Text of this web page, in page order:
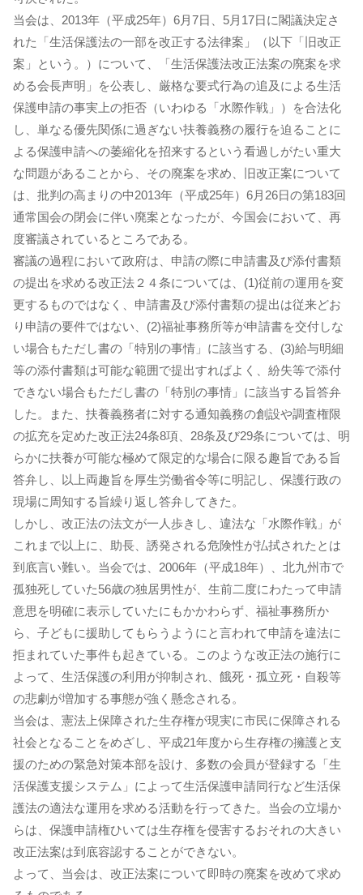
当会は、2013年（平成25年）6月7日、5月17日に閣議決定さ
れた「生活保護法の一部を改正する法律案」（以下「旧改正
案」という。）について、「生活保護法改正法案の廃案を求
める会長声明」を公表し、厳格な要式行為の追及による生活
保護申請の事実上の拒否（いわゆる「水際作戦」）を合法化
し、単なる優先関係に過ぎない扶養義務の履行を迫ることに
よる保護申請への萎縮化を招来するという看過しがたい重大
な問題があることから、その廃案を求め、旧改正案について
は、批判の高まりの中2013年（平成25年）6月26日の第183回
通常国会の閉会に伴い廃案となったが、今国会において、再
度審議されているところである。
審議の過程において政府は、申請の際に申請書及び添付書類
の提出を求める改正法２４条については、(1)従前の運用を変
更するものではなく、申請書及び添付書類の提出は従来どお
り申請の要件ではない、(2)福祉事務所等が申請書を交付しな
い場合もただし書の「特別の事情」に該当する、(3)給与明細
等の添付書類は可能な範囲で提出すればよく、紛失等で添付
できない場合もただし書の「特別の事情」に該当する旨答弁
した。また、扶養義務者に対する通知義務の創設や調査権限
の拡充を定めた改正法24条8項、28条及び29条については、明
らかに扶養が可能な極めて限定的な場合に限る趣旨である旨
答弁し、以上両趣旨を厚生労働省令等に明記し、保護行政の
現場に周知する旨繰り返し答弁してきた。
しかし、改正法の法文が一人歩きし、違法な「水際作戦」が
これまで以上に、助長、誘発される危険性が払拭されたとは
到底言い難い。当会では、2006年（平成18年）、北九州市で
孤独死していた56歳の独居男性が、生前二度にわたって申請
意思を明確に表示していたにもかかわらず、福祉事務所か
ら、子どもに援助してもらうようにと言われて申請を違法に
拒まれていた事件も起きている。このような改正法の施行に
よって、生活保護の利用が抑制され、餓死・孤立死・自殺等
の悲劇が増加する事態が強く懸念される。
当会は、憲法上保障された生存権が現実に市民に保障される
社会となることをめざし、平成21年度から生存権の擁護と支
援のための緊急対策本部を設け、多数の会員が登録する「生
活保護支援システム」によって生活保護申請同行など生活保
護法の適法な運用を求める活動を行ってきた。当会の立場か
らは、保護申請権ひいては生存権を侵害するおそれの大きい
改正法案は到底容認することができない。
よって、当会は、改正法案について即時の廃案を改めて求め